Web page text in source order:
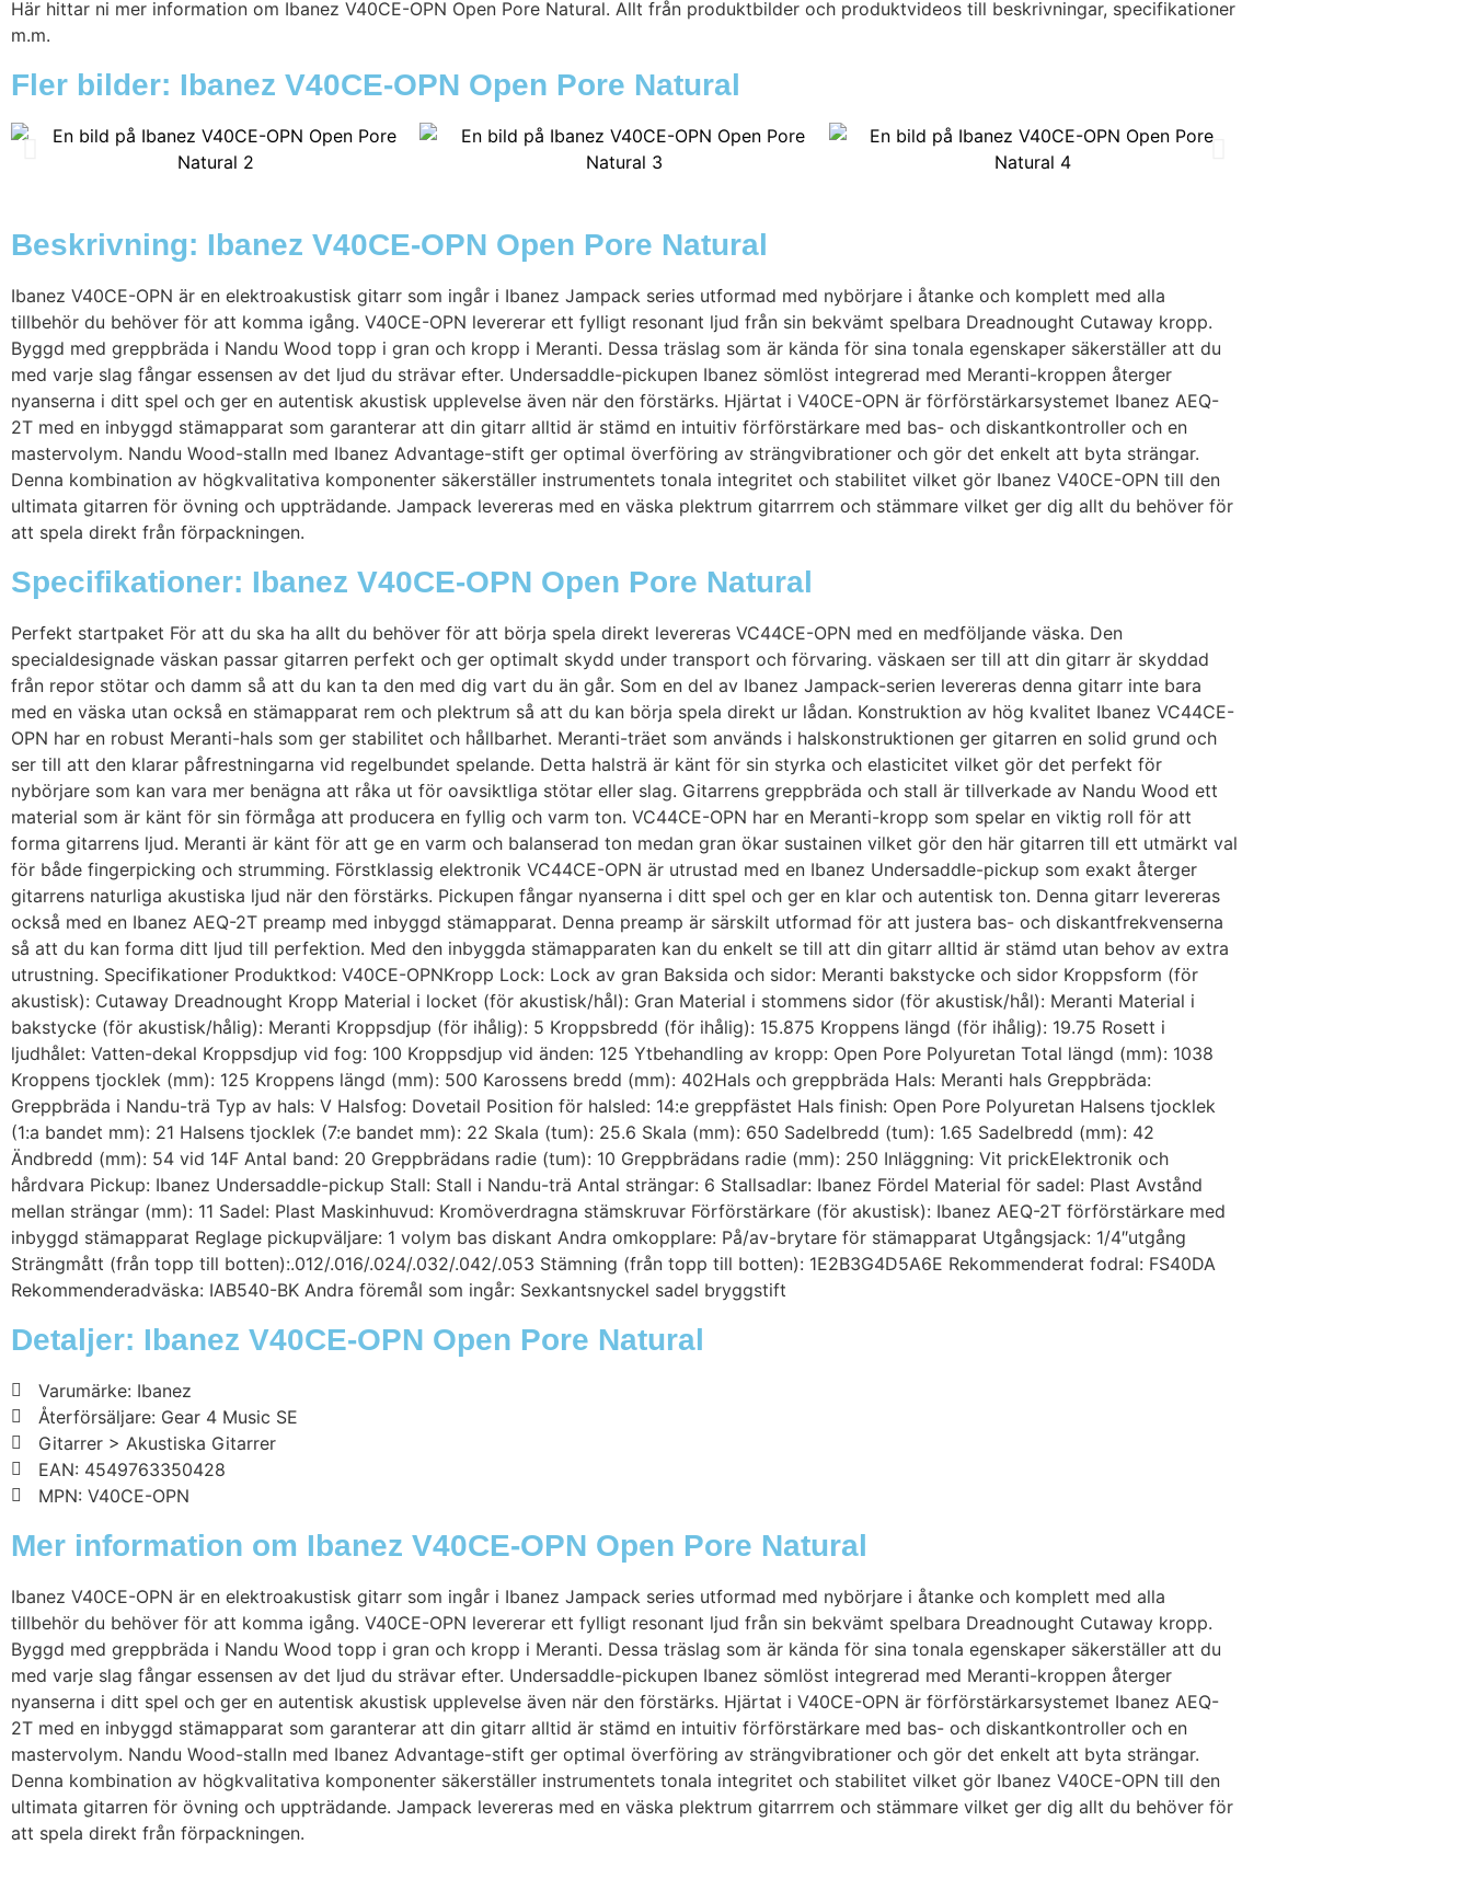
Här hittar ni mer information om Ibanez V40CE-OPN Open Pore Natural. Allt från produktbilder och produktvideos till beskrivningar, specifikationer
m.m.
Fler bilder: Ibanez V40CE-OPN Open Pore Natural
Beskrivning: Ibanez V40CE-OPN Open Pore Natural
Ibanez V40CE-OPN är en elektroakustisk gitarr som ingår i Ibanez Jampack series utformad med nybörjare i åtanke och komplett med alla
tillbehör du behöver för att komma igång. V40CE-OPN levererar ett fylligt resonant ljud från sin bekvämt spelbara Dreadnought Cutaway kropp.
Byggd med greppbräda i Nandu Wood topp i gran och kropp i Meranti. Dessa träslag som är kända för sina tonala egenskaper säkerställer att du
med varje slag fångar essensen av det ljud du strävar efter. Undersaddle-pickupen Ibanez sömlöst integrerad med Meranti-kroppen återger
nyanserna i ditt spel och ger en autentisk akustisk upplevelse även när den förstärks. Hjärtat i V40CE-OPN är förförstärkarsystemet Ibanez AEQ-
2T med en inbyggd stämapparat som garanterar att din gitarr alltid är stämd en intuitiv förförstärkare med bas- och diskantkontroller och en
mastervolym. Nandu Wood-stalln med Ibanez Advantage-stift ger optimal överföring av strängvibrationer och gör det enkelt att byta strängar.
Denna kombination av högkvalitativa komponenter säkerställer instrumentets tonala integritet och stabilitet vilket gör Ibanez V40CE-OPN till den
ultimata gitarren för övning och uppträdande. Jampack levereras med en väska plektrum gitarrrem och stämmare vilket ger dig allt du behöver för
att spela direkt från förpackningen.
Specifikationer: Ibanez V40CE-OPN Open Pore Natural
Perfekt startpaket För att du ska ha allt du behöver för att börja spela direkt levereras VC44CE-OPN med en medföljande väska. Den
specialdesignade väskan passar gitarren perfekt och ger optimalt skydd under transport och förvaring. väskaen ser till att din gitarr är skyddad
från repor stötar och damm så att du kan ta den med dig vart du än går. Som en del av Ibanez Jampack-serien levereras denna gitarr inte bara
med en väska utan också en stämapparat rem och plektrum så att du kan börja spela direkt ur lådan. Konstruktion av hög kvalitet Ibanez VC44CE-
OPN har en robust Meranti-hals som ger stabilitet och hållbarhet. Meranti-träet som används i halskonstruktionen ger gitarren en solid grund och
ser till att den klarar påfrestningarna vid regelbundet spelande. Detta halsträ är känt för sin styrka och elasticitet vilket gör det perfekt för
nybörjare som kan vara mer benägna att råka ut för oavsiktliga stötar eller slag. Gitarrens greppbräda och stall är tillverkade av Nandu Wood ett
material som är känt för sin förmåga att producera en fyllig och varm ton. VC44CE-OPN har en Meranti-kropp som spelar en viktig roll för att
forma gitarrens ljud. Meranti är känt för att ge en varm och balanserad ton medan gran ökar sustainen vilket gör den här gitarren till ett utmärkt val
för både fingerpicking och strumming. Förstklassig elektronik VC44CE-OPN är utrustad med en Ibanez Undersaddle-pickup som exakt återger
gitarrens naturliga akustiska ljud när den förstärks. Pickupen fångar nyanserna i ditt spel och ger en klar och autentisk ton. Denna gitarr levereras
också med en Ibanez AEQ-2T preamp med inbyggd stämapparat. Denna preamp är särskilt utformad för att justera bas- och diskantfrekvenserna
så att du kan forma ditt ljud till perfektion. Med den inbyggda stämapparaten kan du enkelt se till att din gitarr alltid är stämd utan behov av extra
utrustning. Specifikationer Produktkod: V40CE-OPNKropp Lock: Lock av gran Baksida och sidor: Meranti bakstycke och sidor Kroppsform (för
akustisk): Cutaway Dreadnought Kropp Material i locket (för akustisk/hål): Gran Material i stommens sidor (för akustisk/hål): Meranti Material i
bakstycke (för akustisk/hålig): Meranti Kroppsdjup (för ihålig): 5 Kroppsbredd (för ihålig): 15.875 Kroppens längd (för ihålig): 19.75 Rosett i
ljudhålet: Vatten-dekal Kroppsdjup vid fog: 100 Kroppsdjup vid änden: 125 Ytbehandling av kropp: Open Pore Polyuretan Total längd (mm): 1038
Kroppens tjocklek (mm): 125 Kroppens längd (mm): 500 Karossens bredd (mm): 402Hals och greppbräda Hals: Meranti hals Greppbräda:
Greppbräda i Nandu-trä Typ av hals: V Halsfog: Dovetail Position för halsled: 14:e greppfästet Hals finish: Open Pore Polyuretan Halsens tjocklek
(1:a bandet mm): 21 Halsens tjocklek (7:e bandet mm): 22 Skala (tum): 25.6 Skala (mm): 650 Sadelbredd (tum): 1.65 Sadelbredd (mm): 42
Ändbredd (mm): 54 vid 14F Antal band: 20 Greppbrädans radie (tum): 10 Greppbrädans radie (mm): 250 Inläggning: Vit prickElektronik och
hårdvara Pickup: Ibanez Undersaddle-pickup Stall: Stall i Nandu-trä Antal strängar: 6 Stallsadlar: Ibanez Fördel Material för sadel: Plast Avstånd
mellan strängar (mm): 11 Sadel: Plast Maskinhuvud: Kromöverdragna stämskruvar Förförstärkare (för akustisk): Ibanez AEQ-2T förförstärkare med
inbyggd stämapparat Reglage pickupväljare: 1 volym bas diskant Andra omkopplare: På/av-brytare för stämapparat Utgångsjack: 1/4″utgång
Strängmått (från topp till botten):.012/.016/.024/.032/.042/.053 Stämning (från topp till botten): 1E2B3G4D5A6E Rekommenderat fodral: FS40DA
Rekommenderadväska: IAB540-BK Andra föremål som ingår: Sexkantsnyckel sadel bryggstift
Detaljer: Ibanez V40CE-OPN Open Pore Natural
Varumärke: Ibanez
Återförsäljare: Gear 4 Music SE
Gitarrer > Akustiska Gitarrer
EAN: 4549763350428
MPN: V40CE-OPN
Mer information om Ibanez V40CE-OPN Open Pore Natural
Ibanez V40CE-OPN är en elektroakustisk gitarr som ingår i Ibanez Jampack series utformad med nybörjare i åtanke och komplett med alla
tillbehör du behöver för att komma igång. V40CE-OPN levererar ett fylligt resonant ljud från sin bekvämt spelbara Dreadnought Cutaway kropp.
Byggd med greppbräda i Nandu Wood topp i gran och kropp i Meranti. Dessa träslag som är kända för sina tonala egenskaper säkerställer att du
med varje slag fångar essensen av det ljud du strävar efter. Undersaddle-pickupen Ibanez sömlöst integrerad med Meranti-kroppen återger
nyanserna i ditt spel och ger en autentisk akustisk upplevelse även när den förstärks. Hjärtat i V40CE-OPN är förförstärkarsystemet Ibanez AEQ-
2T med en inbyggd stämapparat som garanterar att din gitarr alltid är stämd en intuitiv förförstärkare med bas- och diskantkontroller och en
mastervolym. Nandu Wood-stalln med Ibanez Advantage-stift ger optimal överföring av strängvibrationer och gör det enkelt att byta strängar.
Denna kombination av högkvalitativa komponenter säkerställer instrumentets tonala integritet och stabilitet vilket gör Ibanez V40CE-OPN till den
ultimata gitarren för övning och uppträdande. Jampack levereras med en väska plektrum gitarrrem och stämmare vilket ger dig allt du behöver för
att spela direkt från förpackningen.